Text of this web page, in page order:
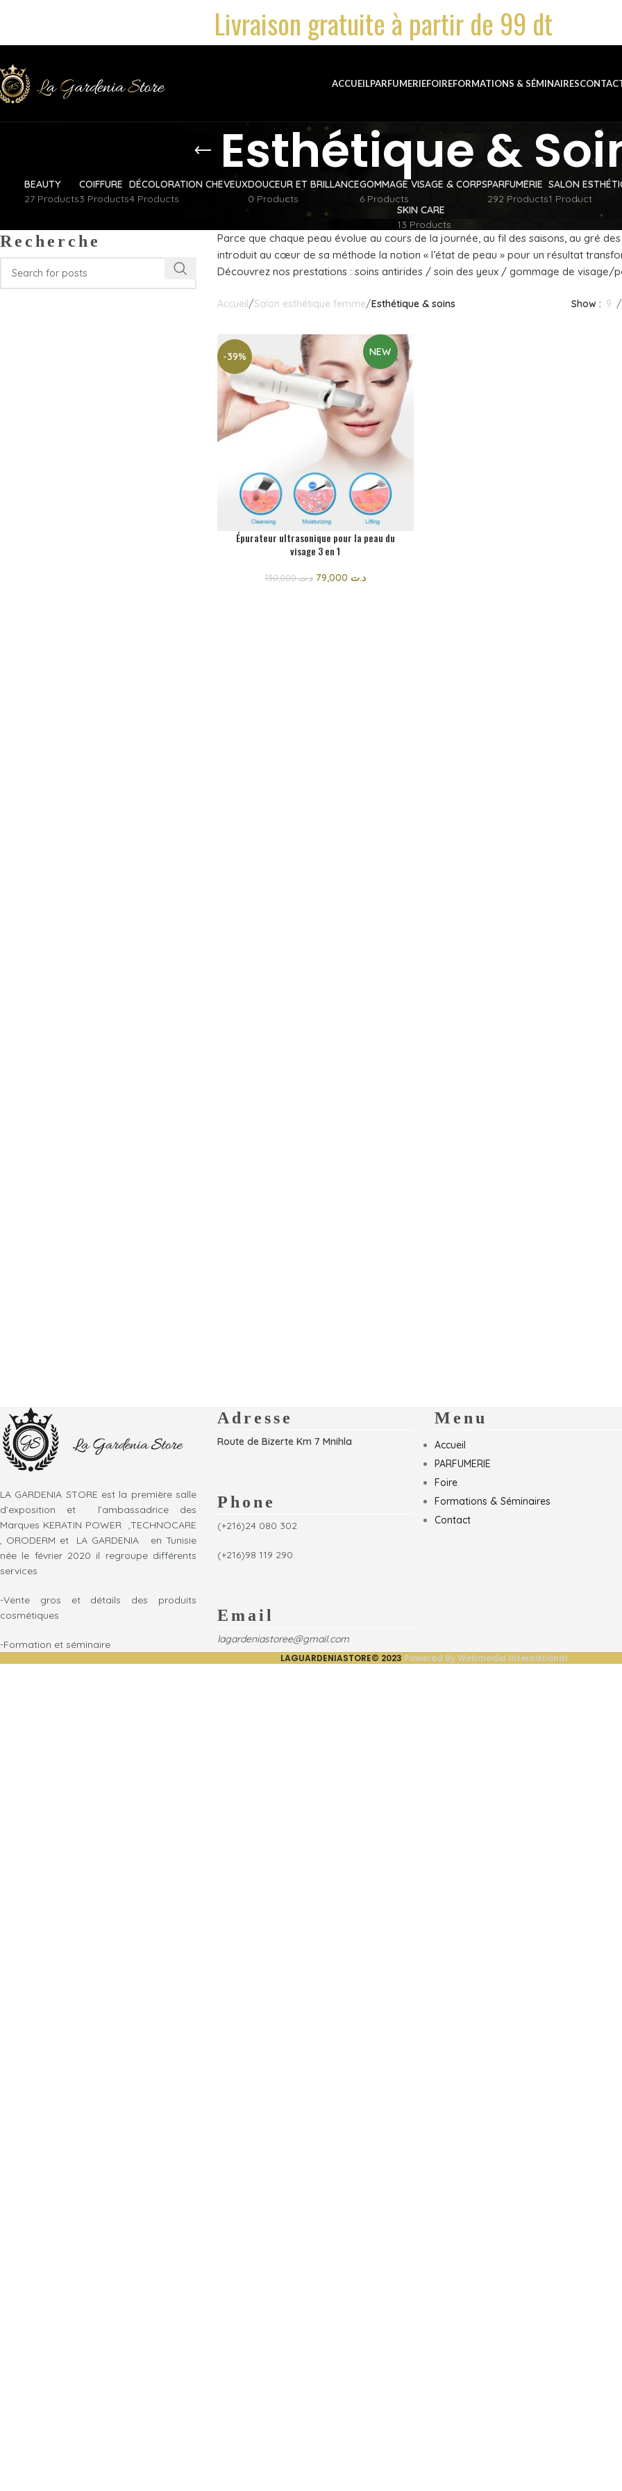
Livraison gratuite à partir de 99 dt
ACCUEILPARFUMERIEFOIREFORMATIONS & SÉMINAIRES
Esthétique &
BEAUTY
27 Products
COIFFURE
3 Products
DÉCOLORATION CHEVEUX
4 Products
DOUCEUR ET BRILLANCE
0 Products
GOMMAGE VISAGE & CORPS
6 Products
PARFUMERIE
292 Products
SALON
1 Product
SKIN CARE
13 Products
Recherche
Parce que chaque peau évolue au cours de la journée, au fil des saisons, au gré
introduit au cœur de sa méthode la notion « l’état de peau » pour un résultat
Découvrez nos prestations : soins antirides / soin des yeux / gommage de
Accueil Salon esthétique femme Esthétique & soins Show 9
-39% NEW
Épurateur ultrasonique pour la peau du
visage 3 en 1
د.ت130,000 د.ت
LA GARDENIA STORE est la première salle
d’exposition et l’ambassadrice des
Marques KERATIN POWER ,TECHNOCARE
, ORODERM et LA GARDENIA en Tunisie
née le février 2020 il regroupe différents
services
-Vente gros et détails des produits
cosmétiques
-Formation et séminaire
Adresse
Route de Bizerte Km 7 Mnihla
Phone
(+216)24 080 302
(+216)98 119 290
Email
lagardeniastoree@gmail.com
Menu
Accueil
PARFUMERIE
Foire
Formations & Séminaires
Contact
LAGUARDENIASTORE© 2023 Powered By Webmedia International